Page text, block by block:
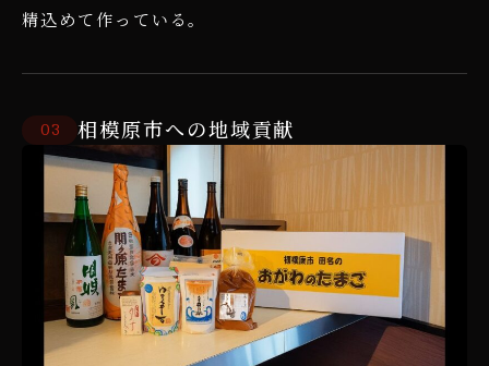
精込めて作っている。
3 相模原市への地域貢献